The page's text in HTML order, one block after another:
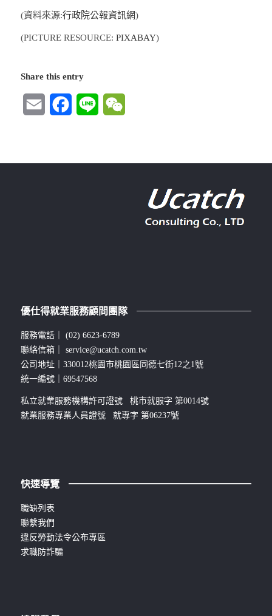
(資料來源:行政院公報資訊網)
(PICTURE RESOURCE: PIXABAY)
Share this entry
Email FacebookLine
優仕得就業服務顧問團隊
服務電話｜ (02) 6623-6789
聯絡信箱｜ service@ucatch.com.tw
公司地址｜330012桃園市桃園區同德七街12之1號
統一編號｜69547568
私立就業服務機構許可證號 桃市就服字 第0014號
就業服務專業人員證號 就專字 第06237號
快速導覽
職缺列表
聯繫我們
違反勞動法令公布專區
求職防詐騙